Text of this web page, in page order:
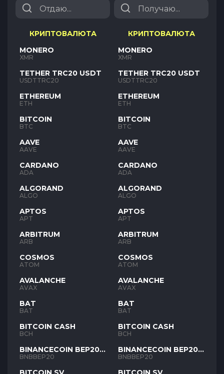
КРИПТОВАЛЮТА
MONERO
XMR
TETHER TRC20 USDT
USDTTRC20
ETHEREUM
ETH
BITCOIN
BTC
AAVE
AAVE
CARDANO
ADA
ALGORAND
ALGO
APTOS
APT
ARBITRUM
ARB
COSMOS
ATOM
AVALANCHE
AVAX
BAT
BAT
BITCOIN CASH
BCH
BINANCECOIN BEP20
BNB
BNBBEP20
КРИПТОВАЛЮТА
MONERO
XMR
TETHER TRC20 USDT
USDTTRC20
ETHEREUM
ETH
BITCOIN
BTC
AAVE
AAVE
CARDANO
ADA
ALGORAND
ALGO
APTOS
APT
ARBITRUM
ARB
COSMOS
ATOM
AVALANCHE
AVAX
BAT
BAT
BITCOIN CASH
BCH
BINANCECOIN BEP20
BNB
BNBBEP20